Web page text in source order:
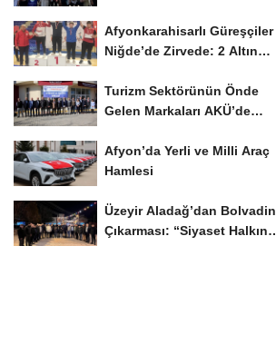
Afyonkarahisarlı Güreşçiler
Niğde’de Zirvede: 2 Altın
Turizm Sektörünün Önde
Gelen Markaları AKÜ’de
Afyon’da Yerli ve Milli Araç
Hamlesi
Üzeyir Aladağ’dan Bolvadin
Çıkarması: “Siyaset Halkın